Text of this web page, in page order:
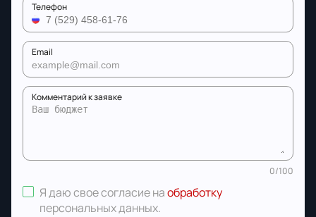
Телефон
Email
Комментарий к заявке
0/100
Я даю свое согласие наобработку
персональных данных.